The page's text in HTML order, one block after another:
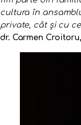
cultura în
private, cât și cu
dr. Carmen